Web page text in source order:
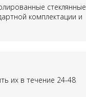
стеклянные
комплектации и
их в течение 24-48